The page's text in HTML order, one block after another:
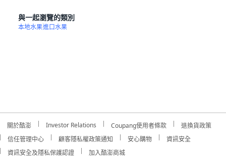
與一起瀏覽的類別
本地水果進口水果
關於酷澎 Investor Relations Coupang使用者條款
退換貨政策
信任管理中心
顧客隱私權政策通知 安心購物
資訊安全
資訊安全及隱私保護認證
加入酷澎商城